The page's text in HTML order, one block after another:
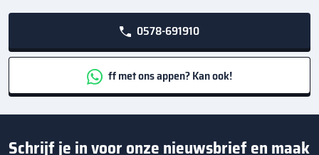
0578-691910
ff met ons appen? Kan ook!
Schrijf je in voor onze nieuwsbrief en maak